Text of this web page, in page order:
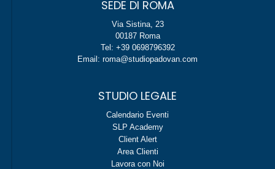
SEDE DI ROMA
Via Sistina, 23
00187 Roma
Tel: +39 0698796392
Email: roma@studiopadovan.com
STUDIO LEGALE
Calendario Eventi
SLP Academy
Client Alert
Area Clienti
Lavora con Noi